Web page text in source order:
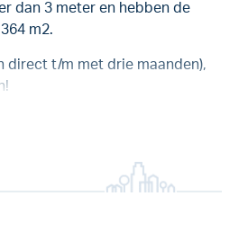
dan 3 meter en hebben de
m2.
direct t/m met drie maanden),